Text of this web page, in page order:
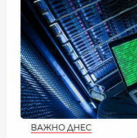
ВАЖНО ДНЕС